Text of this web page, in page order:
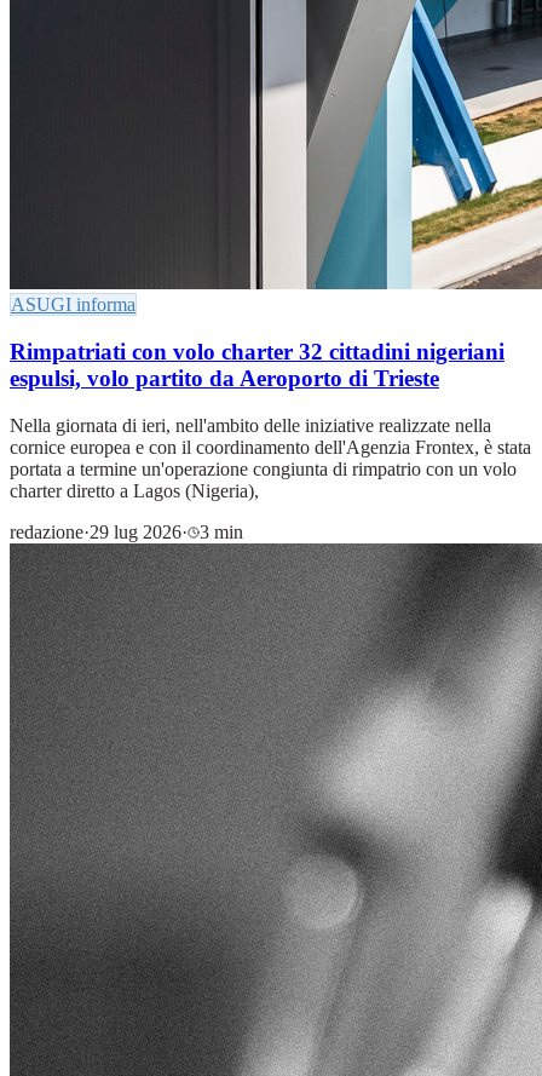
ASUGI informa
Rimpatriati con volo charter 32 cittadini nigeriani
espulsi, volo partito da Aeroporto di Trieste
Nella giornata di ieri, nell'ambito delle iniziative realizzate nella
cornice europea e con il coordinamento dell'Agenzia Frontex, è stata
portata a termine un'operazione congiunta di rimpatrio con un volo
charter diretto a Lagos (Nigeria),
redazione·29 lug 2026· 3 min